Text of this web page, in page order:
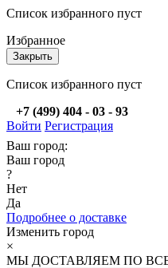
Список избранного пуст
Избранное
Закрыть
Список избранного пуст
+7 (499) 404 - 03 - 93
Войти Регистрация
Ваш город:
Ваш город
?
Нет
Да
Подробнее о доставке
Изменить город
×
МЫ ДОСТАВЛЯЕМ ПО